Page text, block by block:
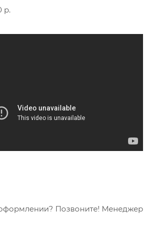
р.
Позвоните! Менеджер